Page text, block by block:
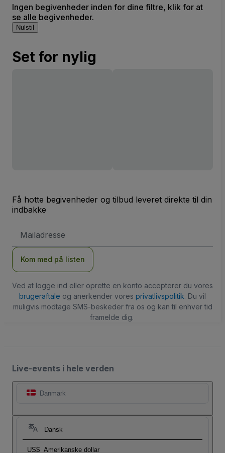
Ingen begivenheder inden for dine filtre, klik for at
se alle begivenheder.
Nulstil
Set for nylig
Få hotte begivenheder og tilbud leveret direkte til din
indbakke
adresse
Kom med på listen
Ved at logge ind eller oprette en konto accepterer du vores
brugeraftale og anerkender vores privatlivspolitik. Du vil
muligvis modtage SMS-beskeder fra os og kan til enhver tid
framelde dig.
Live-events i hele verden
Danmark
Dansk
US$ Amerikanske dollar